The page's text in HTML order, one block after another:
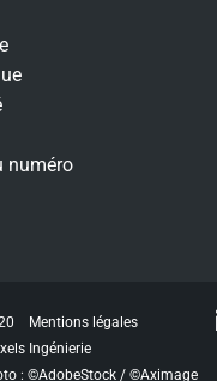
numéro
Mentions légales
Ingénierie
: ©AdobeStock / ©Aximage